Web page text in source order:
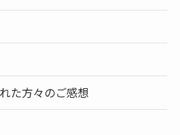
た方々のご感想